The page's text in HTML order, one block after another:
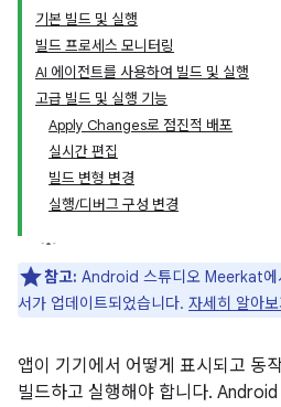
기본 빌드 및 실행
빌드 프로세스 모니터링
AI 에이전트를 사용하여 빌드 및 실행
고급 빌드 및 실행 기능
Apply Changes로 점진적 배포
실시간 편집
빌드 변형 변경
실행/디버그 구성 변경
참고: Android 스튜디오 Meerkat에
서가 업데이트되었습니다. 자세히 알아보
앱이 기기에서 어떻게 표시되고 동
빌드하고 실행해야 합니다.